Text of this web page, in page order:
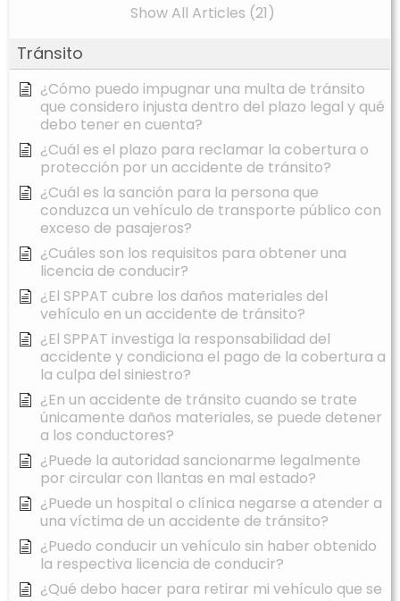
Show All Articles (21)
Tránsito
¿Cómo puedo impugnar una multa de tránsito
que considero injusta dentro del plazo legal y qué
debo tener en cuenta?
¿Cuál es el plazo para reclamar la cobertura o
protección por un accidente de tránsito?
¿Cuál es la sanción para la persona que
conduzca un vehículo de transporte público con
exceso de pasajeros?
¿Cuáles son los requisitos para obtener una
licencia de conducir?
¿El SPPAT cubre los daños materiales del
vehículo en un accidente de tránsito?
¿El SPPAT investiga la responsabilidad del
accidente y condiciona el pago de la cobertura a
la culpa del siniestro?
¿En un accidente de tránsito cuando se trate
únicamente daños materiales, se puede detener
a los conductores?
¿Puede la autoridad sancionarme legalmente
por circular con llantas en mal estado?
¿Puede un hospital o clínica negarse a atender a
una víctima de un accidente de tránsito?
¿Puedo conducir un vehículo sin haber obtenido
la respectiva licencia de conducir?
¿Qué debo hacer para retirar mi vehículo que se